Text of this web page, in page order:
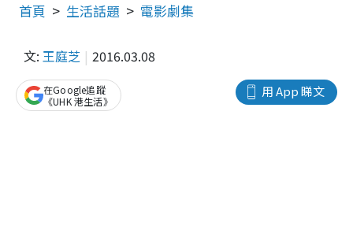
首頁 生活話題 電影劇集
文: 王庭芝 2016.03.08
用 App 睇文
在Google追蹤
《UHK 港生活》